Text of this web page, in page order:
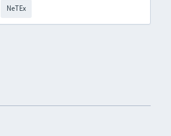
NeTEx